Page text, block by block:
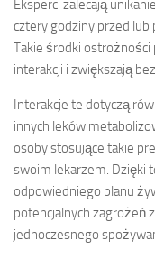
Eksperci zalecają
cztery godziny przed lub
Takie środki
interakcji i zwiększają
Interakcje te dotyczą
innych leków
osoby stosujące takie
swoim lekarzem. Dzięki
odpowiedniego planu
potencjalnych zagrożeń
jednoczesnego